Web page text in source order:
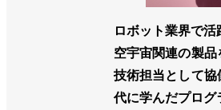
ロボット業界で
空宇宙関連の製
技術担当として
代に学んだプログ